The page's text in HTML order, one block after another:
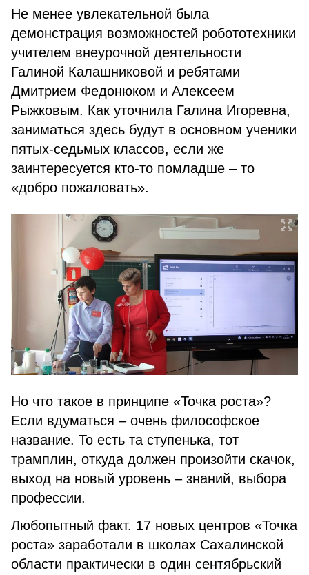
Не менее увлекательной была
демонстрация возможностей робототехники
учителем внеурочной деятельности
Галиной Калашниковой и ребятами
Дмитрием Федонюком и Алексеем
Рыжковым. Как уточнила Галина Игоревна,
заниматься здесь будут в основном ученики
пятых-седьмых классов, если же
заинтересуется кто-то помладше – то
«добро пожаловать».
Но что такое в принципе «Точка роста»?
Если вдуматься – очень философское
название. То есть та ступенька, тот
трамплин, откуда должен произойти скачок,
выход на новый уровень – знаний, выбора
профессии.
Любопытный факт. 17 новых центров «Точка
роста» заработали в школах Сахалинской
области практически в один сентябрьский